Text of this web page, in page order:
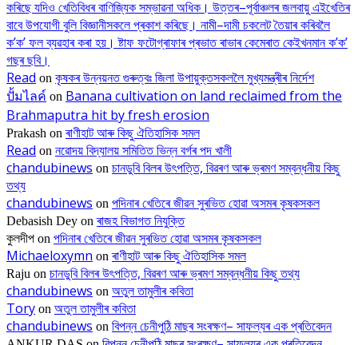
কৰিছে যদিও খেতিবিধৰ বাণিজ্যিক সম্ভাৱনা অধিক। উত্তৰ–পূৰ্বাঞ্চলৰ জলবায়ু এইখেতিৰ
বাবে উপযোগী বুলি বিজ্ঞানীসকলে প্ৰকাশ কৰিছে। নামী–দামী চকলেট তৈয়াৰ কৰিবলৈ
ক’ক’ ফল ব্যৱহাৰ কৰা হয়। ষ্টাফ ফটোগ্ৰাফাৰ প্ৰভাত ৰাভাৰ কেমেৰাত কেইখনমান ক’ক’
গছৰ ছবি।
Read on কৃষকৰ উন্নয়নত গুৰুত্বঃ জিলা উপায়ুক্তসকললৈ মুখ্যমন্ত্ৰীৰ নিৰ্দেশ
ปั้มไลค์ on Banana cultivation on land reclaimed from the
Brahmaputra hit by fresh erosion
Prakash onৰাণীহাট আৰু কিছু ঐতিহাসিক সমল
Read on নৱোদয় বিদ্যালয় সমিতিত ভিন্ন বৰ্গৰ পদ খালী
chandubinews on চানডুবি বিলৰ উৎপত্তি, বিৱৰণ আৰু ভ্ৰমণ সম্বন্ধনীয় কিছু
তথ্য
chandubinews on পদিনাৰ খেতিৰে জীৱন সুৰভিত হোৱা অসমৰ কৃষকসকল
Debasish Dey onৰাজহ বিভাগত নিযুক্তি
কুলদীপ on পদিনাৰ খেতিৰে জীৱন সুৰভিত হোৱা অসমৰ কৃষকসকল
Michaeloxymn onৰাণীহাট আৰু কিছু ঐতিহাসিক সমল
Raju on চানডুবি বিলৰ উৎপত্তি, বিৱৰণ আৰু ভ্ৰমণ সম্বন্ধনীয় কিছু তথ্য
chandubinews on অতুল তামুলীৰ কবিতা
Tory on অতুল তামুলীৰ কবিতা
chandubinews on বিপন্ন চেনীপুঠি মাছৰ সংৰক্ষণ– সাফল্যৰ এক প্ৰতিবেদন